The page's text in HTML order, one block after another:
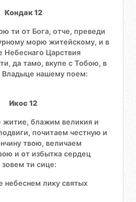
Кондак 12
ти от Бога, отче, преведи
морю житейскому, и в
Небеснаго Царствия
да тамо, вкупе с Тобою, в
Владыце нашему поем:
Икос 12
житие, блажим великия и
почитаем честную и
твою, величаем
и от избытка сердец
ти сице:
небеснем лику святых